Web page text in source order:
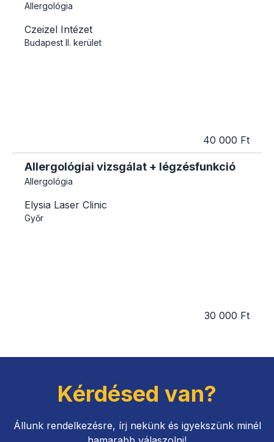
Allergológia
Czeizel Intézet
Budapest II. kerület
40 000 Ft
Allergológiai vizsgálat + légzésfunkció
Allergológia
Elysia Laser Clinic
Győr
30 000 Ft
Kérdésed van?
Állunk rendelkezésre, írj nekünk és igyekszünk minél